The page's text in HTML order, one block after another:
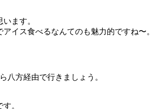
ます。
イス食べるなんてのも魅力的ですね〜。
八方経由で行きましょう。
。